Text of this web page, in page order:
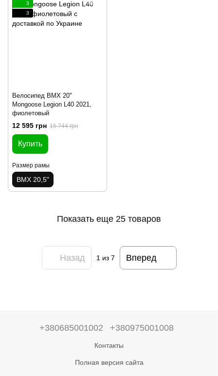
3
3
Велосипед BMX 20"
Mongoose Legion L40 2021,
фиолетовый
12 595 грн 15 744 грн
Купить
Размер рамы
BMX 20,5"
Показать еще 25 товаров
Назад 1 из 7 Вперед
+380685001002 +380975001008
Контакты
Полная версия сайта